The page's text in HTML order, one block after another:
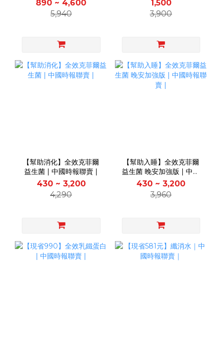
890 ~ 4,600
5,940
1,500
3,900
【幫助消化】全效克菲爾
益生菌 | 中國時報聯賣 |
430 ~ 3,200
4,290
【幫助入睡】全效克菲爾
益生菌 晚安加強版 | 中國
時報聯賣 |
430 ~ 3,200
3,960